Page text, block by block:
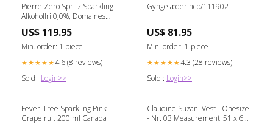
Pierre Zero Spritz Sparkling
Alkoholfri 0,0%, Domaines
US$ 119.95
Min. order: 1 piece
★★★★★4.6 (8 reviews)
Sold : Login>>
Gyngelæder ncp/111902
US$ 81.95
Min. order: 1 piece
★★★★★4.3 (28 reviews)
Sold : Login>>
Fever-Tree Sparkling Pink
Grapefruit 200 ml Canada
Claudine Suzani Vest - Onesize
- Nr. 03 Measurement_51 x 60